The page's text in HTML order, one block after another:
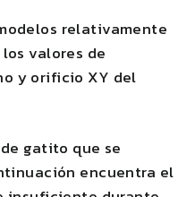
relativamente
valores de
y orificio XY del
gatito que se
encuentra el